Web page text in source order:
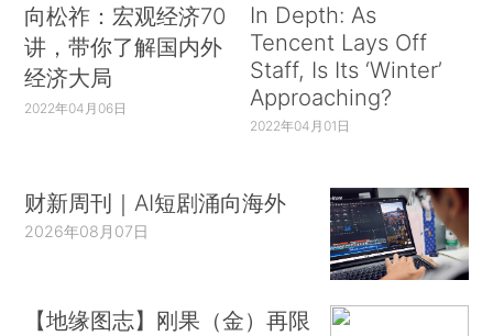
向松祚：宏观经济70
讲，带你了解国内外
经济大局
2022年04月06日
In Depth: As
Tencent Lays Off
Staff, Is Its ‘Winter’
Approaching?
2022年04月01日
财新周刊｜AI短剧涌向海外
2026年08月07日
【地缘图志】刚果（金）再限